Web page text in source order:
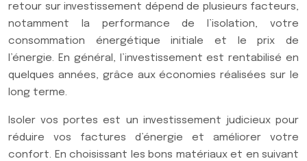
retour sur investissement dépend de plusieurs facteurs,
notamment la performance de l’isolation, votre
consommation énergétique initiale et le prix de
l’énergie. En général, l’investissement est rentabilisé en
quelques années, grâce aux économies réalisées sur le
long terme.
Isoler vos portes est un investissement judicieux pour
réduire vos factures d’énergie et améliorer votre
confort. En choisissant les bons matériaux et en suivant